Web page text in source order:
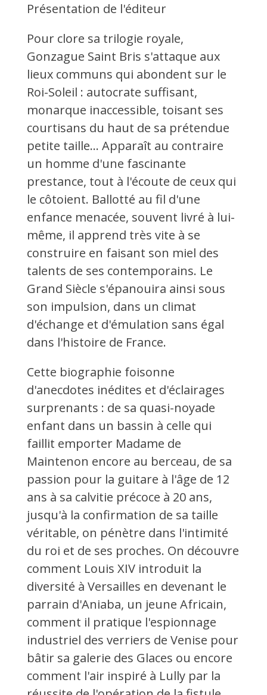
Présentation de l'éditeur
Pour clore sa trilogie royale,
Gonzague Saint Bris s'attaque aux
lieux communs qui abondent sur le
Roi-Soleil : autocrate suffisant,
monarque inaccessible, toisant ses
courtisans du haut de sa prétendue
petite taille… Apparaît au contraire
un homme d'une fascinante
prestance, tout à l'écoute de ceux qui
le côtoient. Ballotté au fil d'une
enfance menacée, souvent livré à lui-
même, il apprend très vite à se
construire en faisant son miel des
talents de ses contemporains. Le
Grand Siècle s'épanouira ainsi sous
son impulsion, dans un climat
d'échange et d'émulation sans égal
dans l'histoire de France.
Cette biographie foisonne
d'anecdotes inédites et d'éclairages
surprenants : de sa quasi-noyade
enfant dans un bassin à celle qui
faillit emporter Madame de
Maintenon encore au berceau, de sa
passion pour la guitare à l'âge de 12
ans à sa calvitie précoce à 20 ans,
jusqu'à la confirmation de sa taille
véritable, on pénètre dans l'intimité
du roi et de ses proches. On découvre
comment Louis XIV introduit la
diversité à Versailles en devenant le
parrain d'Aniaba, un jeune Africain,
comment il pratique l'espionnage
industriel des verriers de Venise pour
bâtir sa galerie des Glaces ou encore
comment l'air inspiré à Lully par la